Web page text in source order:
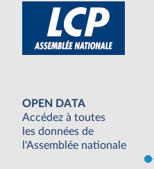
OPEN DATA
Accédez à toutes
les données de
l'Assemblée nationale